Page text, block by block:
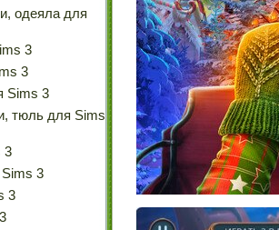
одеяла для
3
3
Sims 3
тюль для Sims
3
3
3